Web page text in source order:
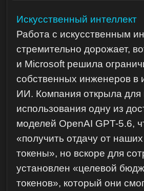
Искусственный интеллект
Работа с искусственным
стремительно дорожает,
и Microsoft решила
собственных инженеров в
ИИ. Компания открыла для
использования одну из
моделей OpenAI GPT-5.6,
«получить отдачу от
токены», но вскоре для
установлен «целевой
токенов», который они